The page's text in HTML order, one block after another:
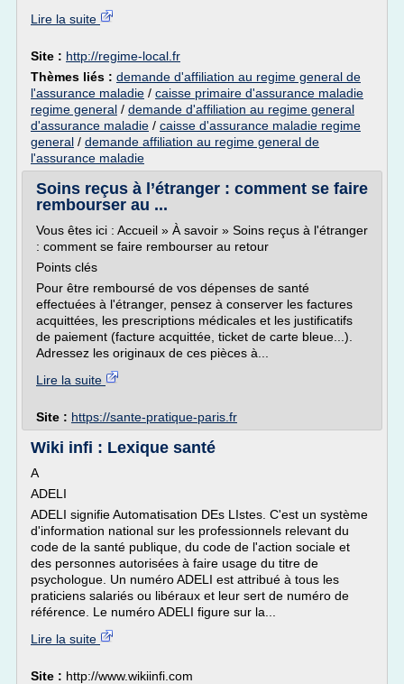
Lire la suite
Site : http://regime-local.fr
Thèmes liés : demande d'affiliation au regime general de
l'assurance maladie / caisse primaire d'assurance maladie
regime general / demande d'affiliation au regime general
d'assurance maladie / caisse d'assurance maladie regime
general / demande affiliation au regime general de
l'assurance maladie
Soins reçus à l’étranger : comment se faire
rembourser au ...
Vous êtes ici : Accueil » À savoir » Soins reçus à l'étranger
: comment se faire rembourser au retour
Points clés
Pour être remboursé de vos dépenses de santé
effectuées à l'étranger, pensez à conserver les factures
acquittées, les prescriptions médicales et les justificatifs
de paiement (facture acquittée, ticket de carte bleue...).
Adressez les originaux de ces pièces à...
Lire la suite
Site : https://sante-pratique-paris.fr
Wiki infi : Lexique santé
A
ADELI
ADELI signifie Automatisation DEs LIstes. C'est un système
d'information national sur les professionnels relevant du
code de la santé publique, du code de l'action sociale et
des personnes autorisées à faire usage du titre de
psychologue. Un numéro ADELI est attribué à tous les
praticiens salariés ou libéraux et leur sert de numéro de
référence. Le numéro ADELI figure sur la...
Lire la suite
Site : http://www.wikiinfi.com